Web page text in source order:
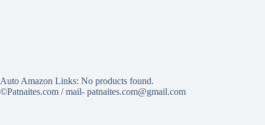
Auto Amazon Links: No products found.
©Patnaites.com / mail- patnaites.com@gmail.com